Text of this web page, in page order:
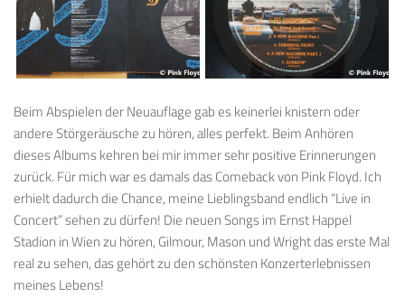
Beim Abspielen der Neuauflage gab es keinerlei knistern oder
andere Störgeräusche zu hören, alles perfekt. Beim Anhören
dieses Albums kehren bei mir immer sehr positive Erinnerungen
zurück. Für mich war es damals das Comeback von Pink Floyd. Ich
erhielt dadurch die Chance, meine Lieblingsband endlich “Live in
Concert” sehen zu dürfen! Die neuen Songs im Ernst Happel
Stadion in Wien zu hören, Gilmour, Mason und Wright das erste Mal
real zu sehen, das gehört zu den schönsten Konzerterlebnissen
meines Lebens!